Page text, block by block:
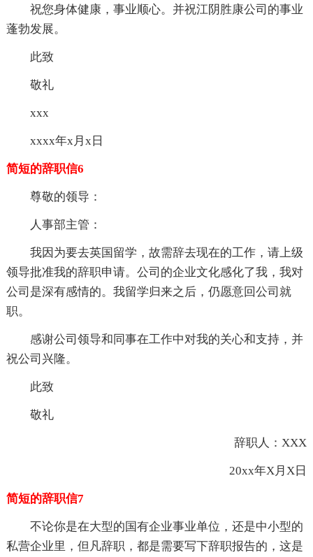
祝您身体健康，事业顺心。并祝江阴胜康公司的事业
蓬勃发展。
此致
敬礼
xxx
xxxx年x月x日
简短的辞职信6
尊敬的领导：
人事部主管：
我因为要去英国留学，故需辞去现在的工作，请上级
领导批准我的辞职申请。公司的企业文化感化了我，我对
公司是深有感情的。我留学归来之后，仍愿意回公司就
职。
感谢公司领导和同事在工作中对我的关心和支持，并
祝公司兴隆。
此致
敬礼
辞职人：XXX
20xx年X月X日
简短的辞职信7
不论你是在大型的国有企业事业单位，还是中小型的
私营企业里，但凡辞职，都是需要写下辞职报告的，这是